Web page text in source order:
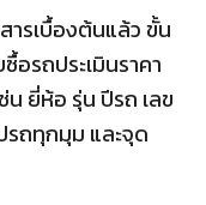
ารเบื้องต้นแล้ว ขั้น
รถประเมินราคา
น ยี่ห้อ รุ่น ปีรถ เลข
รถทุกมุม และจุด